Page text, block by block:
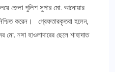
জেলা পুলিশ সুপার মো. আনোয়ার
করেন। গ্রেফতারকৃতরা হলেন,
মো. নসা হাওলাদারের ছেলে শাহাদাত